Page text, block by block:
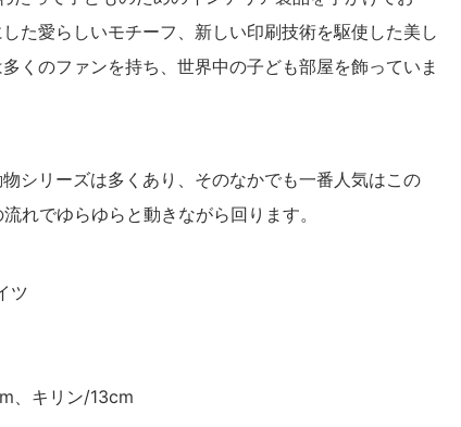
た愛らしいモチーフ、新しい印刷技術を駆使した美し
くのファンを持ち、世界中の子ども部屋を飾っていま
シリーズは多くあり、そのなかでも一番人気はこの
れでゆらゆらと動きながら回ります。
ツ
、キリン/13cm